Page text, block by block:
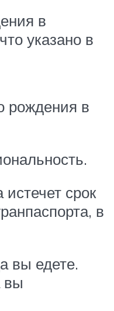
в
указано в
рождения в
истечет срок
в
вы едете.
вы